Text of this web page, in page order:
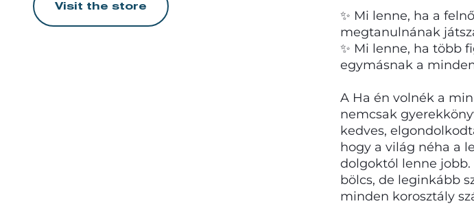
Visit the store
✨ Mi lenne, ha a
megtanulnának
✨ Mi lenne, ha több
egymásnak a
A Ha én volnék a
nemcsak
kedves,
hogy a világ néha a
dolgoktól lenne jobb.
bölcs, de leginkább
minden korosztály